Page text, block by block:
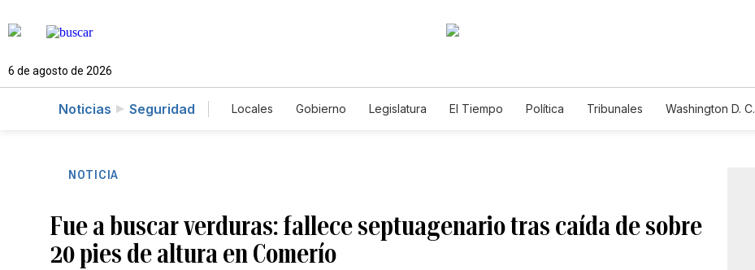
6 de agosto de 2026
Noticias Seguridad Locales Gobierno Legislatura El Tiempo Política Tribunales Washington D. C.
NOTICIA
Fue a buscar verduras: fallece septuagenario tras caída de sobre
20 pies de altura en Comerío